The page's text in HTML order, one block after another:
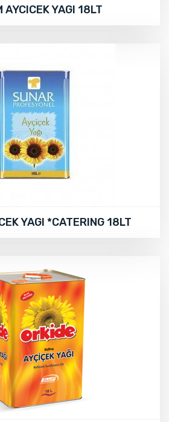
AYCICEK YAGI 18LT
YAGI *CATERING 18LT